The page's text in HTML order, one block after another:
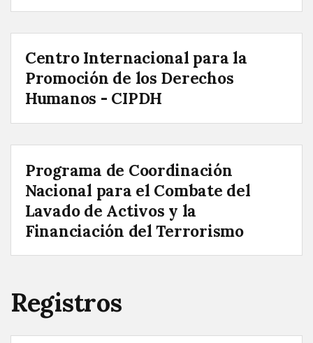
Centro Internacional para la
Promoción de los Derechos
Humanos - CIPDH
Programa de Coordinación
Nacional para el Combate del
Lavado de Activos y la
Financiación del Terrorismo
Registros